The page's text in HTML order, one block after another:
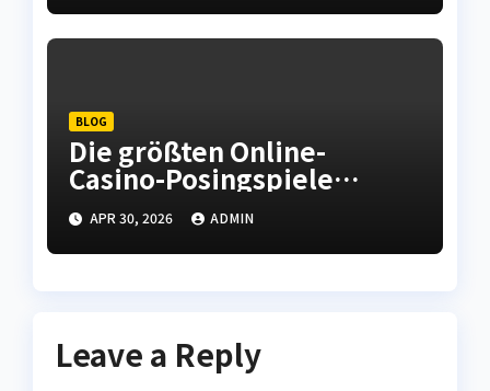
Norwegian Urban center
BLOG
Die größten Online-
Casino-Posingspiele
bieten unterhaltsame
Runden und
unvergessliche Momente.
APR 30, 2026 ADMIN
Leave a Reply